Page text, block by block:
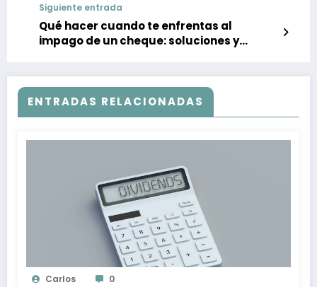
Siguiente entrada
Qué hacer cuando te enfrentas al
impago de un cheque: soluciones y
ENTRADAS RELACIONADAS
Carlos 0